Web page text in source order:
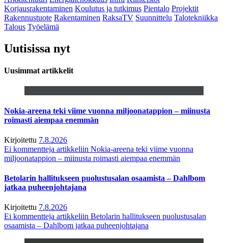
Korjausrakentaminen Koulutus ja tutkimus Pientalo Projektit
Rakennustuote Rakentaminen RaksaTV Suunnittelu Talotekniikka
Talous Työelämä
Uutisissa nyt
Uusimmat artikkelit
Nokia-areena teki viime vuonna miljoonatappion – miinusta
roimasti aiempaa enemmän
Kirjoitettu 7.8.2026
Ei kommentteja artikkeliin Nokia-areena teki viime vuonna
miljoonatappion – miinusta roimasti aiempaa enemmän
Betolarin hallitukseen puolustusalan osaamista – Dahlbom
jatkaa puheenjohtajana
Kirjoitettu 7.8.2026
Ei kommentteja artikkeliin Betolarin hallitukseen puolustusalan
osaamista – Dahlbom jatkaa puheenjohtajana